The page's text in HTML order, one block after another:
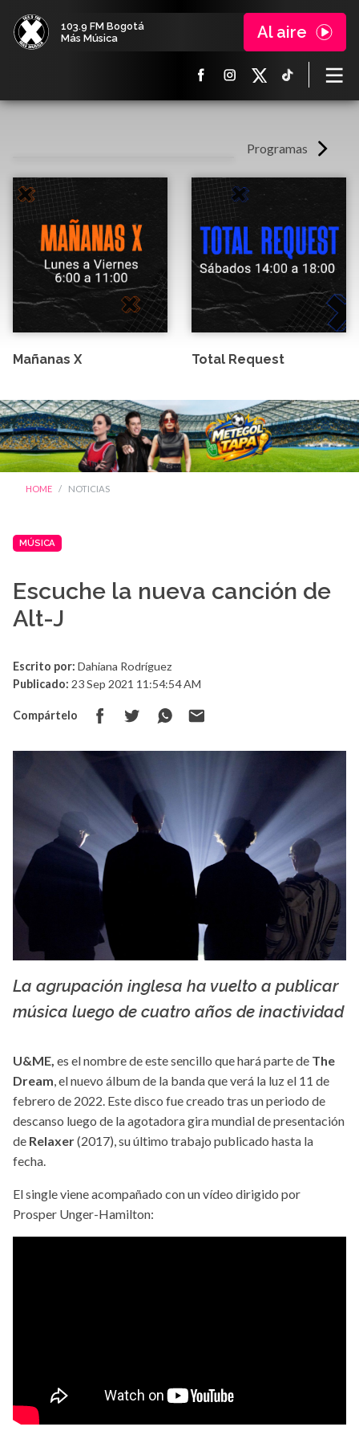
103.9 FM Bogotá
Más Música
Al aire
Programas
Mañanas X Total Request
HOME NOTICIAS
MÚSICA
Escuche la nueva canción de
Alt-J
Escrito por: Dahiana Rodríguez
Publicado: 23 Sep 2021 11:54:54 AM
Compártelo
wallpaperaccess.com
La agrupación inglesa ha vuelto a publicar
música luego de cuatro años de inactividad
U&ME, es el nombre de este sencillo que hará parte de The
Dream, el nuevo álbum de la banda que verá la luz el 11 de
febrero de 2022. Este disco fue creado tras un periodo de
descanso luego de la agotadora gira mundial de presentación
de Relaxer(2017), su último trabajo publicado hasta la
fecha.
El single viene acompañado con un vídeo dirigido por
Prosper Unger-Hamilton: